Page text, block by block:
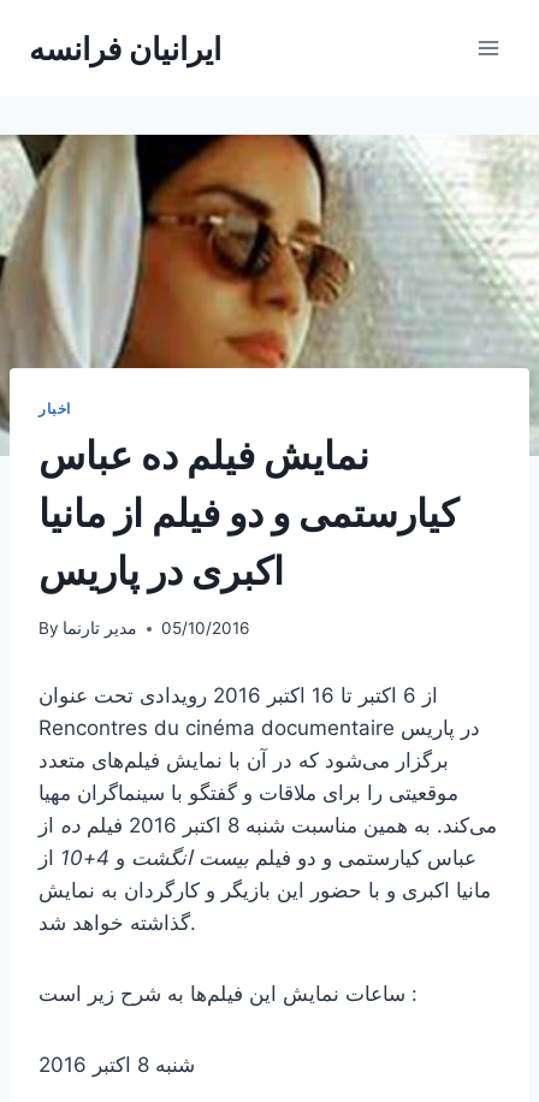
ایرانیان فرانسه
اخبار
نمایش فیلم ده عباس
کیارستمی و دو فیلم از مانیا
اکبری در پاریس
By مدیر تارنما 05/10/2016
از 6 اکتبر تا 16 اکتبر 2016 رویدادی تحت عنوان
Rencontres du cinéma documentaire در پاریس
برگزار می‌شود که در آن با نمایش فیلم‌های متعدد
موقعیتی را برای ملاقات و گفتگو با سینماگران مهیا
می‌کند. به همین مناسبت شنبه 8 اکتبر 2016 فیلم
ده از
عباس کیارستمی و دو فیلم بیست انگشت و
از
مانیا اکبری و با حضور این بازیگر و کارگردان به نمایش
گذاشته خواهد شد.
ساعات نمایش این فیلم‌ها به شرح زیر است :
شنبه 8 اکتبر 2016